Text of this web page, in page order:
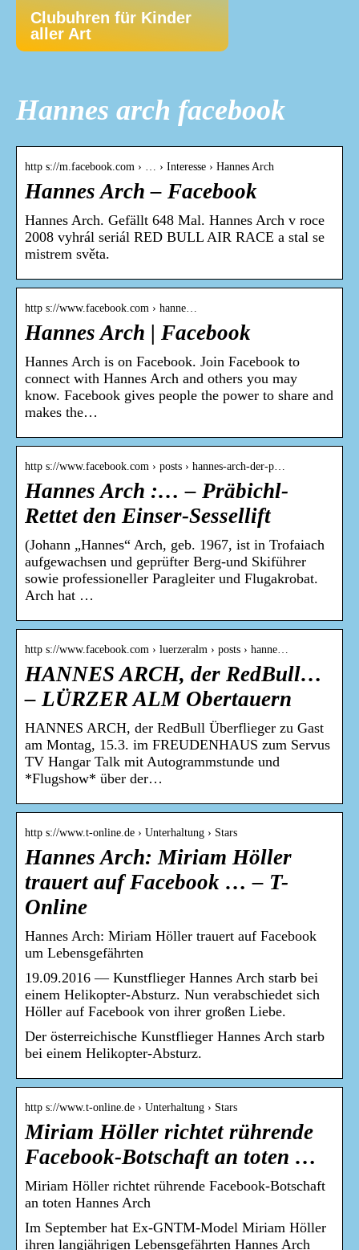
Clubuhren für Kinder
aller Art
Hannes arch facebook
http s://m.facebook.com › … › Interesse › Hannes Arch
Hannes Arch – Facebook
Hannes Arch. Gefällt 648 Mal. Hannes Arch v roce
2008 vyhrál seriál RED BULL AIR RACE a stal se
mistrem světa.
http s://www.facebook.com › hanne…
Hannes Arch | Facebook
Hannes Arch is on Facebook. Join Facebook to
connect with Hannes Arch and others you may
know. Facebook gives people the power to share and
makes the…
http s://www.facebook.com › posts › hannes-arch-der-p…
Hannes Arch :… – Präbichl-
Rettet den Einser-Sessellift
(Johann „Hannes“ Arch, geb. 1967, ist in Trofaiach
aufgewachsen und geprüfter Berg-und Skiführer
sowie professioneller Paragleiter und Flugakrobat.
Arch hat …
http s://www.facebook.com › luerzeralm › posts › hanne…
HANNES ARCH, der RedBull…
– LÜRZER ALM Obertauern
HANNES ARCH, der RedBull Überflieger zu Gast
am Montag, 15.3. im FREUDENHAUS zum Servus
TV Hangar Talk mit Autogrammstunde und
*Flugshow* über der…
http s://www.t-online.de › Unterhaltung › Stars
Hannes Arch: Miriam Höller
trauert auf Facebook … – T-
Online
Hannes Arch: Miriam Höller trauert auf Facebook
um Lebensgefährten
19.09.2016 — Kunstflieger Hannes Arch starb bei
einem Helikopter-Absturz. Nun verabschiedet sich
Höller auf Facebook von ihrer großen Liebe.
Der österreichische Kunstflieger Hannes Arch starb
bei einem Helikopter-Absturz.
http s://www.t-online.de › Unterhaltung › Stars
Miriam Höller richtet rührende
Facebook-Botschaft an toten …
Miriam Höller richtet rührende Facebook-Botschaft
an toten Hannes Arch
Im September hat Ex-GNTM-Model Miriam Höller
ihren langjährigen Lebensgefährten Hannes Arch